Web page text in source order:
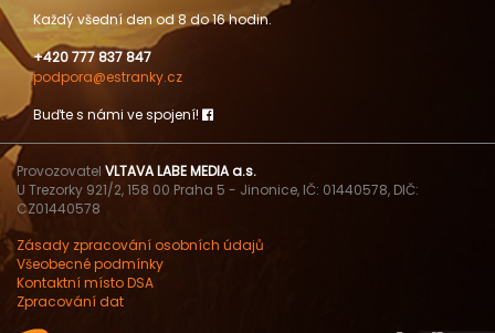
Každý všední den od 8 do 16 hodin.
+420 777 837 847
podpora@estranky.cz
Buďte s námi ve spojení!
Provozovatel VLTAVA LABE MEDIA a.s.
U Trezorky 921/2, 158 00 Praha 5 - Jinonice, IČ: 01440578, DIČ:
CZ01440578
Zásady zpracování osobních údajů
Všeobecné podmínky
Kontaktní místo DSA
Zpracování dat